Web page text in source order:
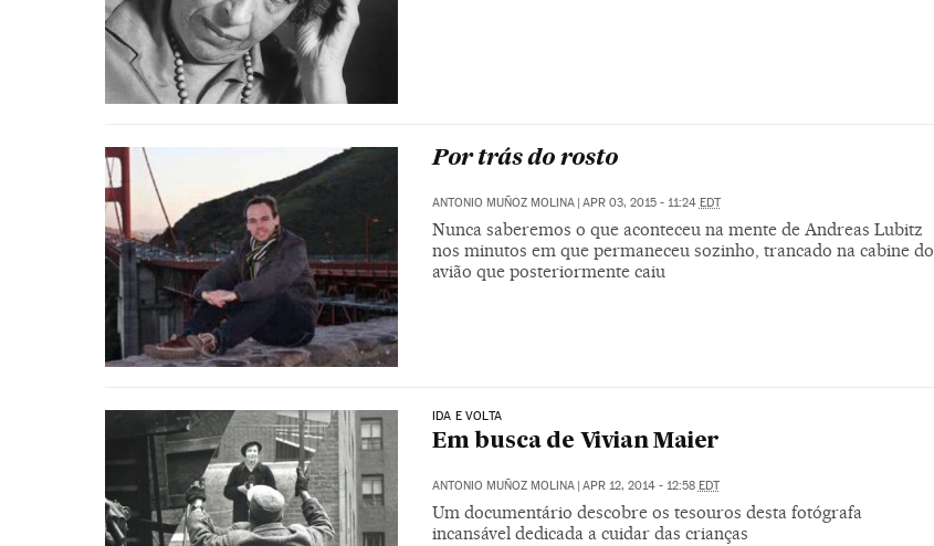
Por trás do rosto
ANTONIO MUÑOZ MOLINA | APR 03, 2015 - 11:24 EDT
Nunca saberemos o que aconteceu na mente de Andreas Lubitz
nos minutos em que permaneceu sozinho, trancado na cabine do
avião que posteriormente caiu
IDA E VOLTA
Em busca de Vivian Maier
ANTONIO MUÑOZ MOLINA APR 12, 2014 - 12:58 EDT
Um documentário descobre os tesouros desta fotógrafa
incansável dedicada a cuidar das crianças